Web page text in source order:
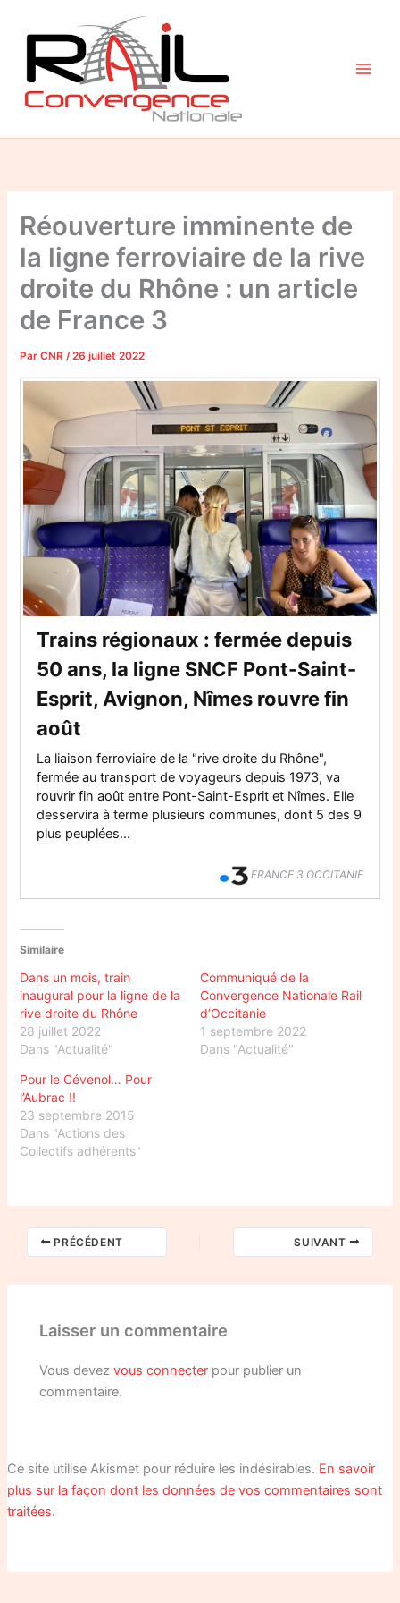
contenu
Réouverture imminente de
la ligne ferroviaire de la rive
droite du Rhône : un article
de France 3
ParCNR/26 juillet 2022
Trains régionaux : fermée depuis
50 ans, la ligne SNCF Pont-Saint-
Esprit, Avignon, Nîmes rouvre fin
août
La liaison ferroviaire de la "rive droite du Rhône",
fermée au transport de voyageurs depuis 1973, va
rouvrir fin août entre Pont-Saint-Esprit et Nîmes. Elle
desservira à terme plusieurs communes, dont 5 des 9
plus peuplées...
FRANCE 3 OCCITANIE
Similaire
Dans un mois, train
inaugural pour la ligne de la
rive droite du Rhône
28 juillet 2022
Dans "Actualité"
Communiqué de la
Convergence Nationale Rail
d’Occitanie
1 septembre 2022
Dans "Actualité"
Pour le Cévenol… Pour
l’Aubrac !!
23 septembre 2015
Dans "Actions des
Collectifs adhérents"
PRÉCÉDENT SUIVANT
Laisser un commentaire
Vous devezvous connecter pour publier un
commentaire.
Ce site utilise Akismet pour réduire les indésirables. En savoir
plus sur la façon dont les données de vos commentaires sont
traitées.